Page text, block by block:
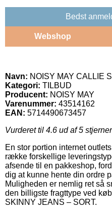
Bedst
Webshop
Navn: NOISY MAY CALLIE
Kategori: TILBUD
Producent: NOISY MAY
Varenummer: 43514162
EAN: 5714490673457
Vurderet til 4.6 ud af 5
En stor portion internet
række forskellige
afsende til en pakkeshop,
dig at kunne hente din ordre
Muligheden er nemlig ret så
den billigste fragttype ved
SKINNY JEANS – SORT.